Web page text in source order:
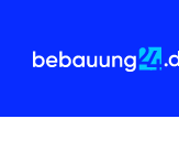
springen